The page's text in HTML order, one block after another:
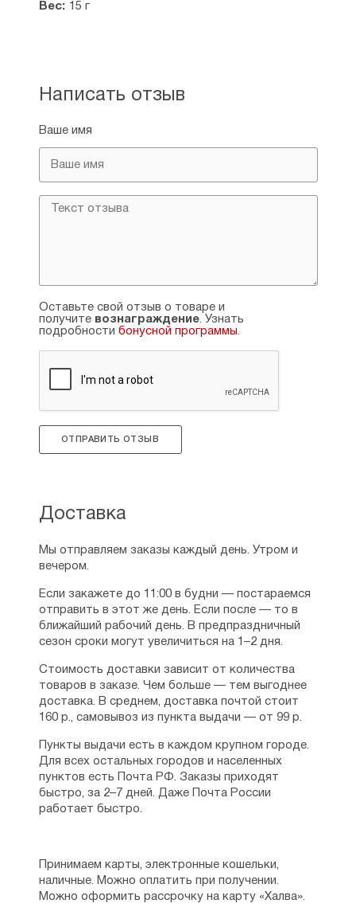
Вес: 15 г
Написать отзыв
Ваше имя
Оставьте свой отзыв о товаре и
получите вознаграждение. Узнать
подробности бонусной программы.
ОТПРАВИТЬ ОТЗЫВ
Доставка
Мы отправляем заказы каждый день. Утром и
вечером.
Если закажете до 11:00 в будни — постараемся
отправить в этот же день. Если после — то в
ближайший рабочий день. В предпраздничный
сезон сроки могут увеличиться на 1–2 дня.
Стоимость доставки зависит от количества
товаров в заказе. Чем больше — тем выгоднее
доставка. В среднем, доставка почтой стоит
160 р., самовывоз из пункта выдачи — от 99 р.
Пункты выдачи есть в каждом крупном городе.
Для всех остальных городов и населенных
пунктов есть Почта РФ. Заказы приходят
быстро, за 2–7 дней. Даже Почта России
работает быстро.
Принимаем карты, электронные кошельки,
наличные. Можно оплатить при получении.
Можно оформить рассрочку на карту «Халва».